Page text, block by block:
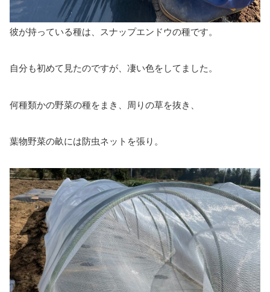
彼が持っている種は、スナップエンドウの種です。
自分も初めて見たのですが、凄い色をしてました。
何種類かの野菜の種をまき、周りの草を抜き、
葉物野菜の畝には防虫ネットを張り。